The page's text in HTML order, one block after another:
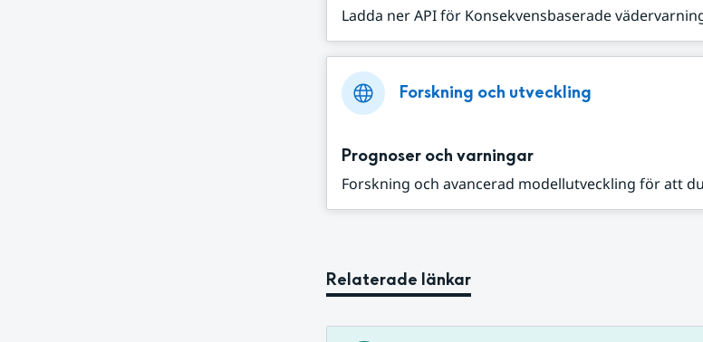
Ladda ner API för Konsekvensbaserade
Forskning och utveckling
Prognoser och varningar
Forskning och avancerad modellutveckling för att
Relaterade länkar